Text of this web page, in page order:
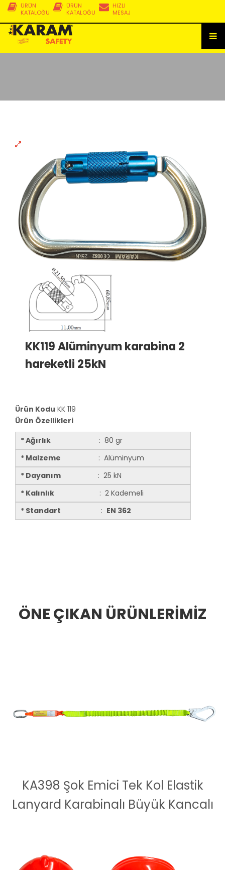
HIZLI
MESAJ
ÜRÜN
KATALOĞU
ÜRÜN
KATALOĞU
KK119 Alüminyum karabina 2
hareketli 25kN
Ürün Kodu KK 119
Ürün Özellikleri
* Ağırlık
: 80 gr
* Malzeme
: Alüminyum
* Dayanım
: 25 kN
* Kalınlık
: 2 Kademeli
* Standart : EN 362
ÖNE ÇIKAN ÜRÜNLERİMİZ
KA398 Şok Emici Tek Kol Elastik
Lanyard Karabinalı Büyük Kancalı